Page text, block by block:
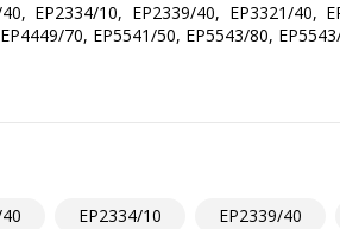
EP2334/10, EP2339/40, EP3321/40,
70, EP5541/50, EP5543/80,
EP2334/10 EP2339/40